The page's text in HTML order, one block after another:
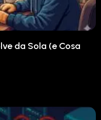
da Sola (e Cosa